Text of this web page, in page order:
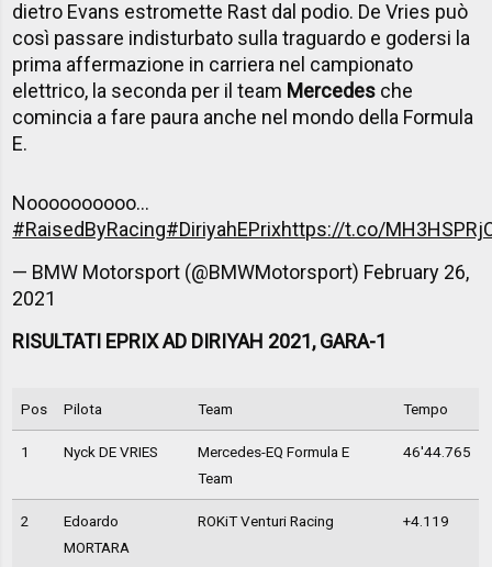
dietro Evans estromette Rast dal podio. De Vries può
così passare indisturbato sulla traguardo e godersi la
prima affermazione in carriera nel campionato
elettrico, la seconda per il team Mercedes che
comincia a fare paura anche nel mondo della Formula
E.
Noooooooooo...
#RaisedByRacing#DiriyahEPrixhttps://t.co/
— BMW Motorsport (@BMWMotorsport) February 26,
2021
RISULTATI EPRIX AD DIRIYAH 2021, GARA-1
Pos Pilota Team Tempo
1 Nyck DE VRIES
Mercedes-EQ Formula E
Team
46'44.765
2
Edoardo
MORTARA
ROKiT Venturi Racing +4.119